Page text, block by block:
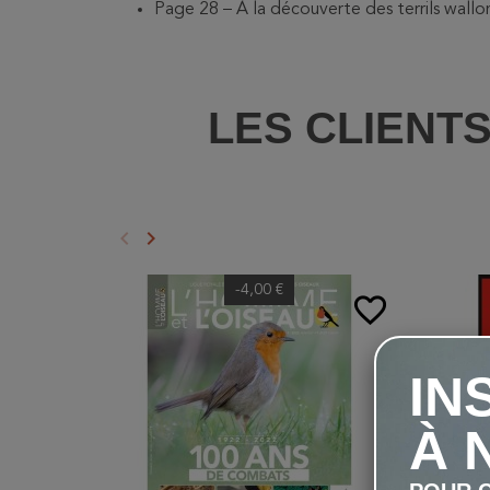
Page 28 – À la découverte des terrils
LES
Précédent
keyboard_arrow_left Suivant
keyboard_arrow_right
favorite_border
-4,00 €
À